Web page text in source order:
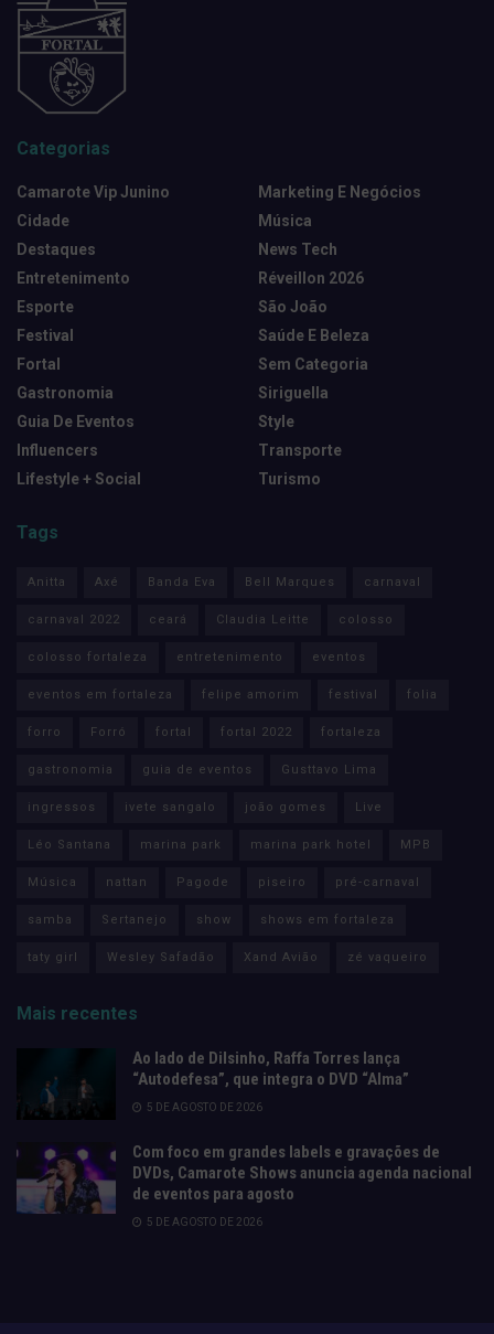
Categorias
Camarote Vip Junino
Cidade
Destaques
Entretenimento
Esporte
Festival
Fortal
Gastronomia
Guia De Eventos
Influencers
Lifestyle + Social
Marketing E Negócios
Música
News Tech
Réveillon 2026
São João
Saúde E Beleza
Sem Categoria
Siriguella
Style
Transporte
Turismo
Tags
Anitta Axé Banda Eva Bell Marques carnaval
carnaval 2022 ceará Claudia Leitte colosso
colosso fortaleza entretenimento eventos
eventos em fortaleza felipe amorim festival folia
forro Forró fortal fortal 2022 fortaleza
gastronomia guia de eventos Gusttavo Lima
ingressos ivete sangalo joão gomes Live
Léo Santana marina park marina park hotel MPB
Música nattan Pagode piseiro pré-carnaval
samba Sertanejo show shows em fortaleza
taty girl Wesley Safadão Xand Avião zé vaqueiro
Mais recentes
Ao lado de Dilsinho, Raffa Torres lança
“Autodefesa”, que integra o DVD “Alma”
5 DE AGOSTO DE 2026
Com foco em grandes labels e gravações de
DVDs, Camarote Shows anuncia agenda nacional
de eventos para agosto
5 DE AGOSTO DE 2026